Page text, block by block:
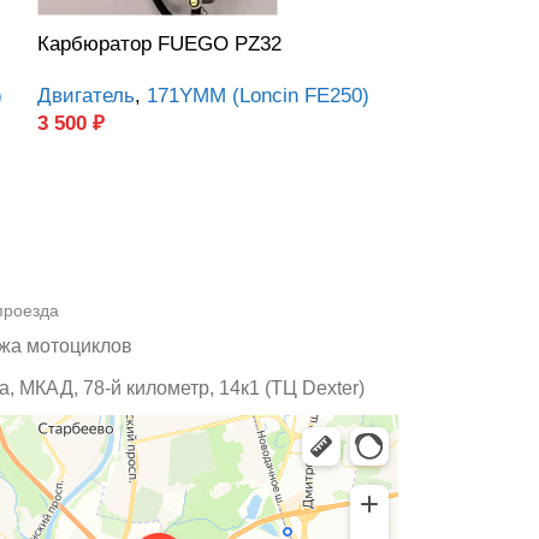
Карбюратор FUEGO PZ32
Двигатель, 171YMM (Loncin FE250)
3 500 ₽
мотоциклов
МКАД, 78-й километр, 14к1 (ТЦ Dexter)